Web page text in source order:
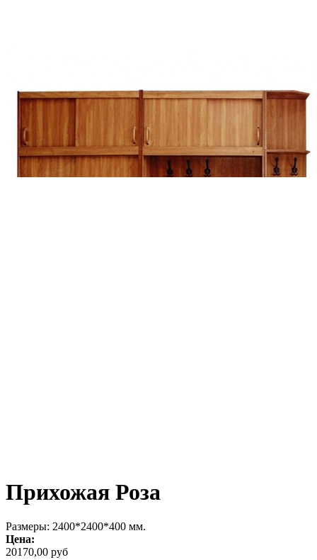
Прихожая Роза
Размеры: 2400*2400*400 мм.
Цена:
20170,00 руб